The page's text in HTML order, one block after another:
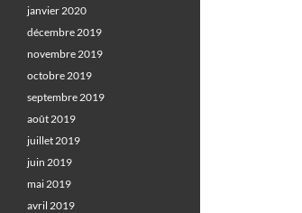
janvier 2020
décembre 2019
novembre 2019
octobre 2019
septembre 2019
août 2019
juillet 2019
juin 2019
mai 2019
avril 2019